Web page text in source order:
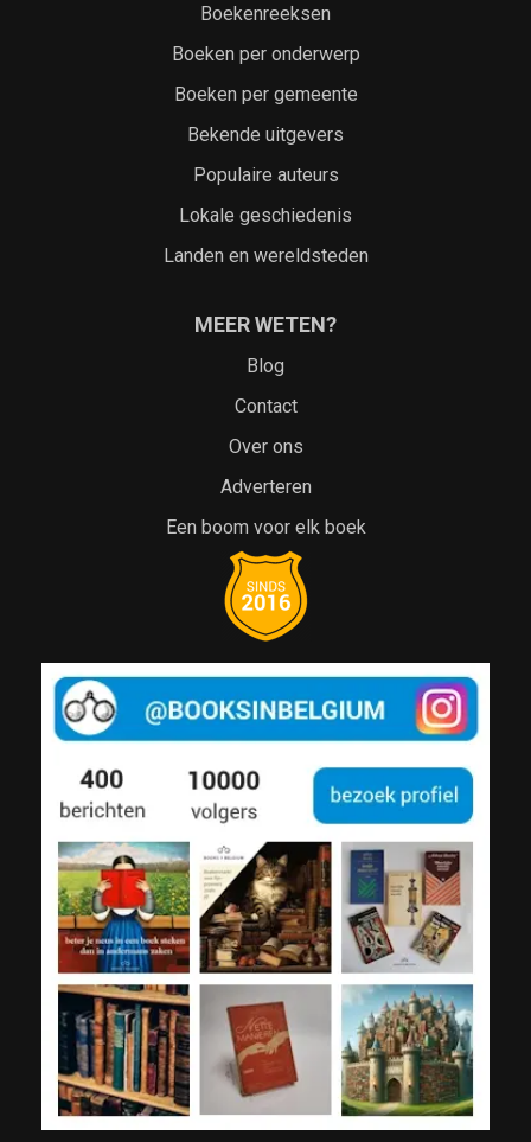
Boekenreeksen
Boeken per onderwerp
Boeken per gemeente
Bekende uitgevers
Populaire auteurs
Lokale geschiedenis
Landen en wereldsteden
MEER WETEN?
Blog
Contact
Over ons
Adverteren
Een boom voor elk boek